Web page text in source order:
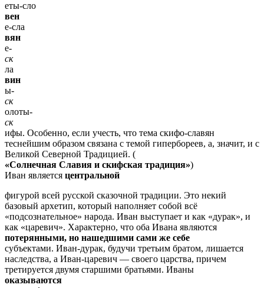
еты-сло
вен
е-сла
вян
е-
ск
ла
вин
ы-
ск
олоты-
ск
ифы. Особенно, если учесть, что тема скифо-славян
теснейшим образом связана с темой гипербореев, а, значит, и с
Великой Северной Традицией. (
«Солнечная Славия и скифская традиция»)
Иван является центральной
фигурой всей русской сказочной традиции. Это некий
базовый архетип, который наполняет собой всё
«подсознательное» народа. Иван выступает и как «дурак», и
как «царевич». Характерно, что оба Ивана являются
потерянными, но нашедшими сами же себе
субъектами. Иван-дурак, будучи третьим братом, лишается
наследства, а Иван-царевич — своего царства, причем
третируется двумя старшими братьями. Иваны
оказываются